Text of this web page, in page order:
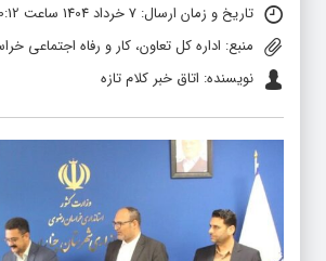
تاریخ و زمان ارسال: 7 خرداد 1404 ساعت 20:12
منبع: اداره کل تعاون، کار و رفاه اجتماعی
نویسنده: اتاق خبر کلام تازه